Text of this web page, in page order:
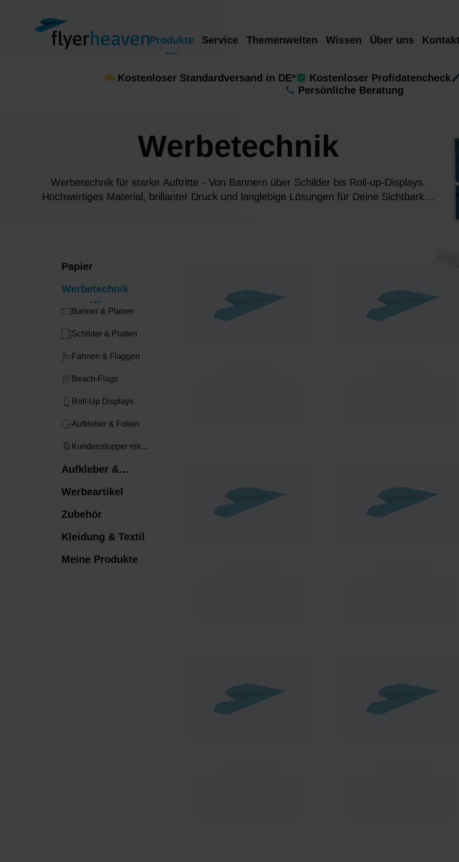
Produkte Service Themenwelten Wissen Über uns
Kostenloser Standardversand in DE* Kostenloser Profidatencheck
Persönliche Beratung
Werbetechnik
Werbetechnik für starke Auftritte - Von Bannern über Schilder bis Roll-up-Displays.
Hochwertiges Material, brillanter Druck und langlebige Lösungen für Deine Sichtbarkeit
Papier
Werbetechnik
Banner & Planen
Schilder & Platten
Fahnen & Flaggen
Beach-Flags
Roll-Up Displays
Aufkleber & Folien
Kundenstopper mit
Aufkleber &
Werbeartikel
Zubehör
Kleidung & Textil
Meine Produkte